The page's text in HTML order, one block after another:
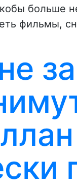
больше
фильмы,